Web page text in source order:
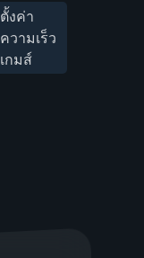
ตั้งค่า
ความเร็ว
เกมส์